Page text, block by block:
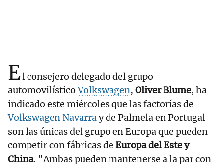
El consejero delegado del grupo
automovilísticoVolkswagen, Oliver Blume, ha
indicado este miércoles que las factorías de
Volkswagen Navarray de Palmela en Portugal
son las únicas del grupo en Europa que pueden
competir con fábricas de Europa del Este y
China. "Ambas pueden mantenerse a la par con